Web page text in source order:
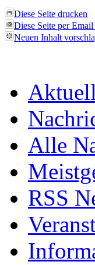
Diese Seite drucken
Diese Seite per
Neuen Inhalt
Alle
RSS